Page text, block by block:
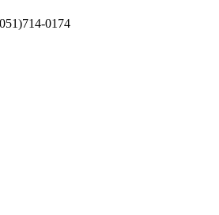
051)714-0174